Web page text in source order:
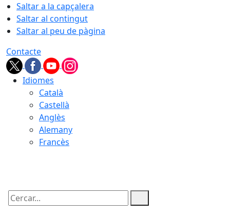
Saltar a la capçalera
Saltar al contingut
Saltar al peu de pàgina
Contacte
Idiomes
Català
Castellà
Anglès
Alemany
Francès
Cercar: